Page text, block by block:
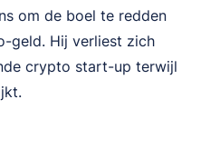
om de boel te redden
geld. Hij verliest zich
crypto start-up terwijl